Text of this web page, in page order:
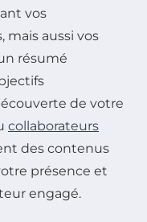
vos
mais aussi vos
résumé
de votre
collaborateurs
des contenus
présence et
engagé.